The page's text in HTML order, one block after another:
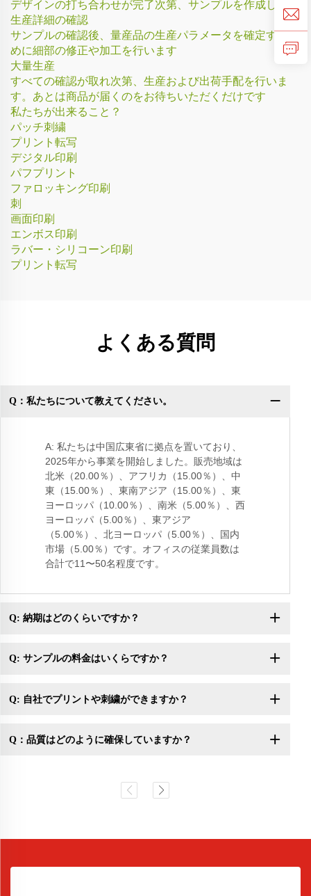
デザインの打ち合わせが完了次第、サンプルを作成します
生産詳細の確認
サンプルの確認後、量産品の生産パラメータを確定するた
めに細部の修正や加工を行います
大量生産
すべての確認が取れ次第、生産および出荷手配を行いま
す。あとは商品が届くのをお待ちいただくだけです
私たちが出来ること？
パッチ刺繍
プリント転写
デジタル印刷
パフプリント
ファロッキング印刷
刺
画面印刷
エンボス印刷
ラバー・シリコーン印刷
プリント転写
よくある質問
Q：私たちについて教えてください。
A: 私たちは中国広東省に拠点を置いており、
2025年から事業を開始しました。販売地域は
北米（20.00％）、アフリカ（15.00％）、中
東（15.00％）、東南アジア（15.00％）、東
ヨーロッパ（10.00％）、南米（5.00％）、西
ヨーロッパ（5.00％）、東アジア
（5.00％）、北ヨーロッパ（5.00％）、国内
市場（5.00％）です。オフィスの従業員数は
合計で11〜50名程度です。
Q: 納期はどのくらいですか？
Q: サンプルの料金はいくらですか？
Q: 自社でプリントや刺繍ができますか？
Q：品質はどのように確保していますか？